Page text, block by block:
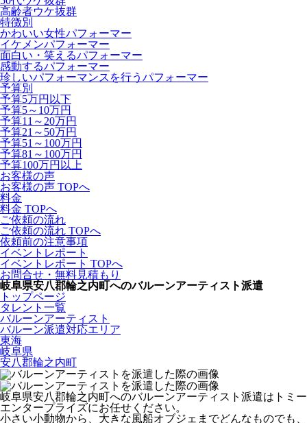
高齢者ウケ抜群
特徴別
かわいい女性パフォーマー
イケメンパフォーマー
面白い・笑えるパフォーマー
感動するパフォーマー
珍しいパフォーマンスを行うパフォーマー
予算別
予算5万円以下
予算5～10万円
予算11～20万円
予算21～50万円
予算51～100万円
予算81～100万円
予算100万円以上
お客様の声
お客様の声 TOPへ
料金
料金 TOPへ
ご依頼の流れ
ご依頼の流れ TOPへ
依頼前の注意事項
イベントレポート
イベントレポート TOPへ
お問合せ・無料見積もり
岐阜県安八郡輪之内町へのバルーンアーティスト派遣
トップページ
タレント一覧
バルーンアーティスト
バルーン派遣対応エリア
東海
岐阜県
安八郡輪之内町
岐阜県安八郡輪之内町へのバルーンアーティスト派遣はトミー
エンタープライズにお任せください。
小さい小動物から、大きな風船オブジェまでどんなものでも、